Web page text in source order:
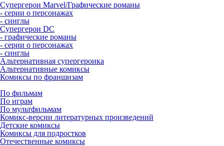
Супергерои Marvel/Графические романы
- серии о персонажах
- синглы
Супергерои DC
- графические романы
- серии о персонажах
- синглы
Альтернативная супергероика
Альтернативные комиксы
Комиксы по франшизам
По фильмам
По играм
По мультфильмам
Комикс-версии литературных произведений
Детские комиксы
Комиксы для подростков
Отечественные комиксы